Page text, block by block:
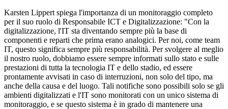
Karsten Lippert spiega l'importanza di un monitoraggio completo
per il suo ruolo di Responsabile ICT e Digitalizzazione: "Con la
digitalizzazione, l'IT sta diventando sempre più la base di
componenti e reparti che prima erano analogici. Per noi, come team
IT, questo significa sempre più responsabilità. Per svolgere al meglio
il nostro ruolo, dobbiamo essere sempre informati sullo stato e sulle
prestazioni di tutta la tecnologia IT e dello stadio, ed essere
prontamente avvisati in caso di interruzioni, non solo del tipo, ma
anche della causa e del luogo. Tali notifiche sono possibili solo se gli
ambienti digitalizzati e l'IT sono monitorati con un unico sistema di
monitoraggio, e se questo sistema è in grado di mantenere una